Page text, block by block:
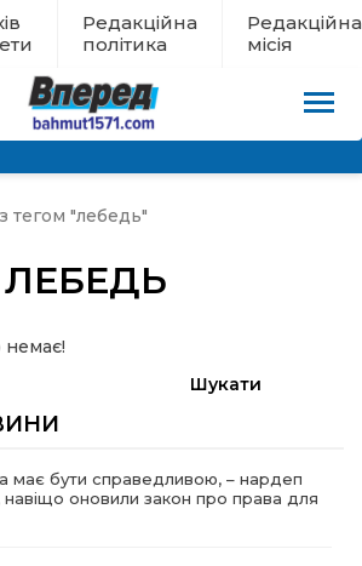
Редакційна
політика
Редакційна
місія
тегом "лебедь"
ЛЕБЕДЬ
немає!
має бути справедливою, – нардеп
навіщо оновили закон про права для